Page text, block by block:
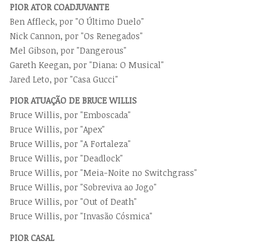
PIOR ATOR COADJUVANTE
Ben Affleck, por "O Último Duelo"
Nick Cannon, por "Os Renegados"
Mel Gibson, por "Dangerous"
Gareth Keegan, por "Diana: O Musical"
Jared Leto, por "Casa Gucci"
PIOR ATUAÇÃO DE BRUCE WILLIS
Bruce Willis, por "Emboscada"
Bruce Willis, por "Apex"
Bruce Willis, por "A Fortaleza"
Bruce Willis, por "Deadlock"
Bruce Willis, por "Meia-Noite no Switchgrass"
Bruce Willis, por "Sobreviva ao Jogo"
Bruce Willis, por "Out of Death"
Bruce Willis, por "Invasão Cósmica"
PIOR CASAL